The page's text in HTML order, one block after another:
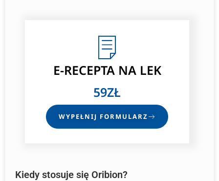
E-RECEPTANA LEK
59ZŁ
WYPEŁNIJ FORMULARZ
Kiedy stosuje się Oribion?